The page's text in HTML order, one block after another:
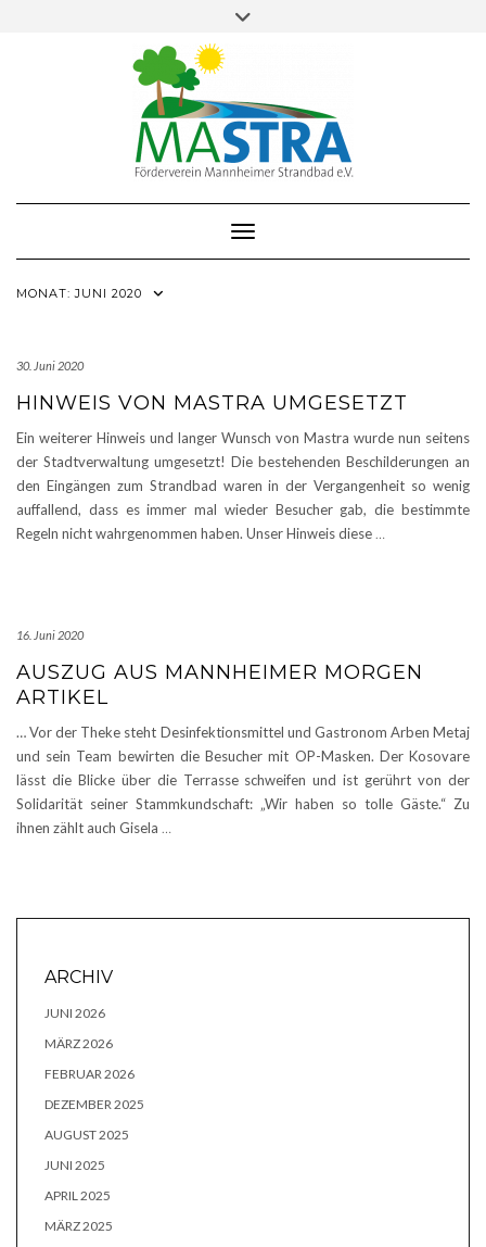
Toggle Navigation
MONAT:JUNI 2020
30. Juni 2020
HINWEIS VON MASTRA UMGESETZT
Ein weiterer Hinweis und langer Wunsch von Mastra wurde nun seitens
der Stadtverwaltung umgesetzt! Die bestehenden Beschilderungen an
den Eingängen zum Strandbad waren in der Vergangenheit so wenig
auffallend, dass es immer mal wieder Besucher gab, die bestimmte
Regeln nicht wahrgenommen haben. Unser Hinweis diese …
16. Juni 2020
AUSZUG AUS MANNHEIMER MORGEN
ARTIKEL
… Vor der Theke steht Desinfektionsmittel und Gastronom Arben Metaj
und sein Team bewirten die Besucher mit OP-Masken. Der Kosovare
lässt die Blicke über die Terrasse schweifen und ist gerührt von der
Solidarität seiner Stammkundschaft: „Wir haben so tolle Gäste.“ Zu
ihnen zählt auch Gisela …
ARCHIV
JUNI 2026
MÄRZ 2026
FEBRUAR 2026
DEZEMBER 2025
AUGUST 2025
JUNI 2025
APRIL 2025
MÄRZ 2025